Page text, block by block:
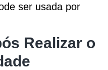
ser usada por
Realizar o